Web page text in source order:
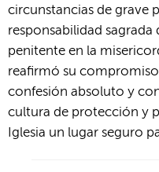
circunstancias de grave
responsabilidad
penitente en la
reafirmó su
confesión absoluto y
cultura de protección y
Iglesia un lugar seguro